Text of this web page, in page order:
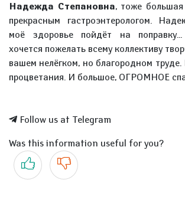
Надежда Степановна, тоже
прекрасным гастроэнтерологом.
моё здоровье пойдёт на
хочется пожелать всему коллективу
вашем нелёгком, но благородном
процветания. И большое, ОГРОМНОЕ
Follow us at Telegram
Was this information useful for you?
Yes No